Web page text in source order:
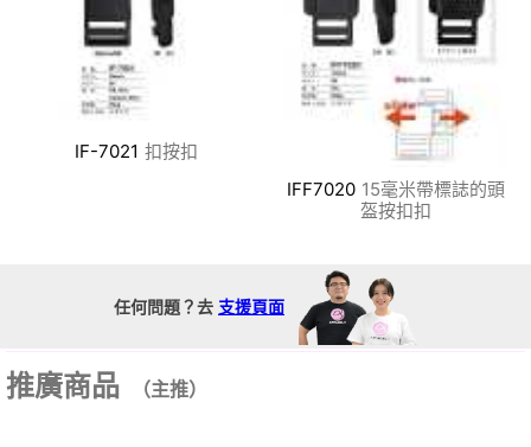
IF-7021 扣按扣
IFF7020 15毫米帶標誌的頭
盔按扣扣
任何問題？去 支援頁面
推廣商品 （主推）